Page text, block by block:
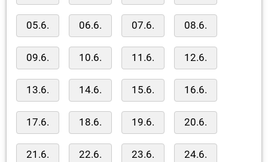
05.6. 06.6. 07.6. 08.6.
09.6. 10.6. 11.6. 12.6.
13.6. 14.6. 15.6. 16.6.
17.6. 18.6. 19.6. 20.6.
21.6. 22.6. 23.6. 24.6.